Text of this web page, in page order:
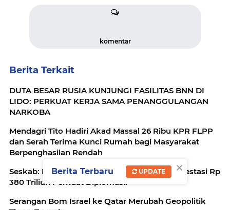
komentar
Berita Terkait
DUTA BESAR RUSIA KUNJUNGI FASILITAS BNN DI
LIDO: PERKUAT KERJA SAMA PENANGGULANGAN
NARKOBA
Mendagri Tito Hadiri Akad Massal 26 Ribu KPR FLPP
dan Serah Terima Kunci Rumah bagi Masyarakat
Berpenghasilan Rendah
Seskab: Kunjungan Prabowo ke LN Catat Investasi Rp
380 Triliun Perkuat Diplomasi.
Serangan Bom Israel ke Qatar Merubah Geopolitik
×
Berita Terbaru UPDATE